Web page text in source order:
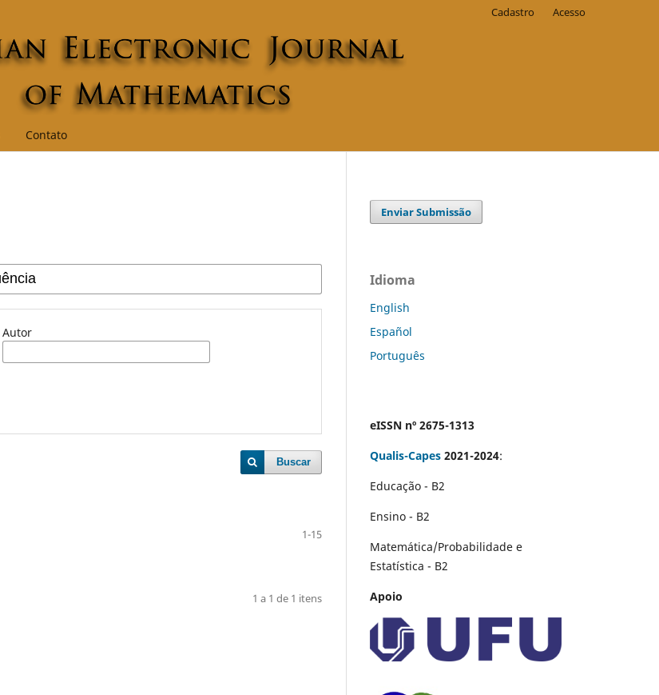
Contato
Cadastro Acesso
Autor
Buscar
1-15
1 a 1 de 1 itens
Enviar Submissão
Idioma
English
Español
Português
eISSN nº 2675-1313
Qualis-Capes 2021-2024:
Educação - B2
Ensino - B2
Matemática/Probabilidade e
Estatística - B2
Apoio